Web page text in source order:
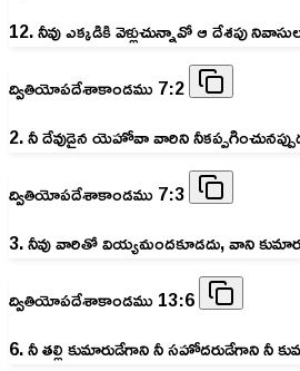
12. నీవు ఎక్కడికి వెళ్లుచున్నావో ఆ దేశపు
ద్వితియోపదేశాకాండము 7:2
2. నీ దేవుడైన యెహోవా వారిని
ద్వితియోపదేశాకాండము 7:3
3. నీవు వారితో వియ్యమందకూడదు, వాని
ద్వితియోపదేశాకాండము 13:6
6. నీ తల్లి కుమారుడేగాని నీ సహోదరుడేగాని నీ